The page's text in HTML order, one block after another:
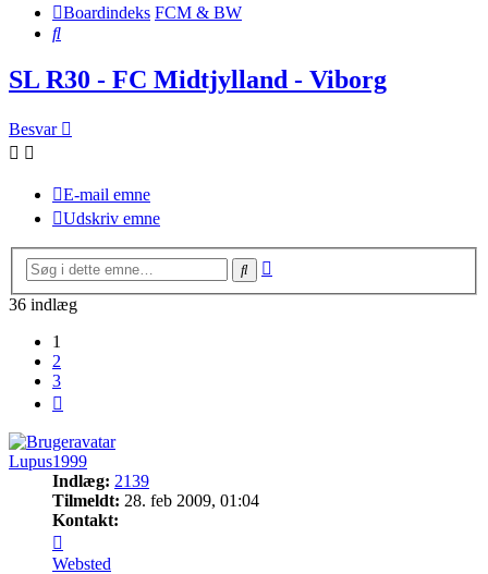
Boardindeks FCM & BW
Søg
SL R30 - FC Midtjylland - Viborg
Besvar
E-mail emne
Udskriv emne
Søg
36 indlæg
1
2
3
Lupus1999
Indlæg: 2139
Tilmeldt: 28. feb 2009, 01:04
Kontakt:
Lupus1999
Websted